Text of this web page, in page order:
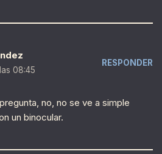
08:45
RESPONDER
no, no se ve a simple
un binocular.